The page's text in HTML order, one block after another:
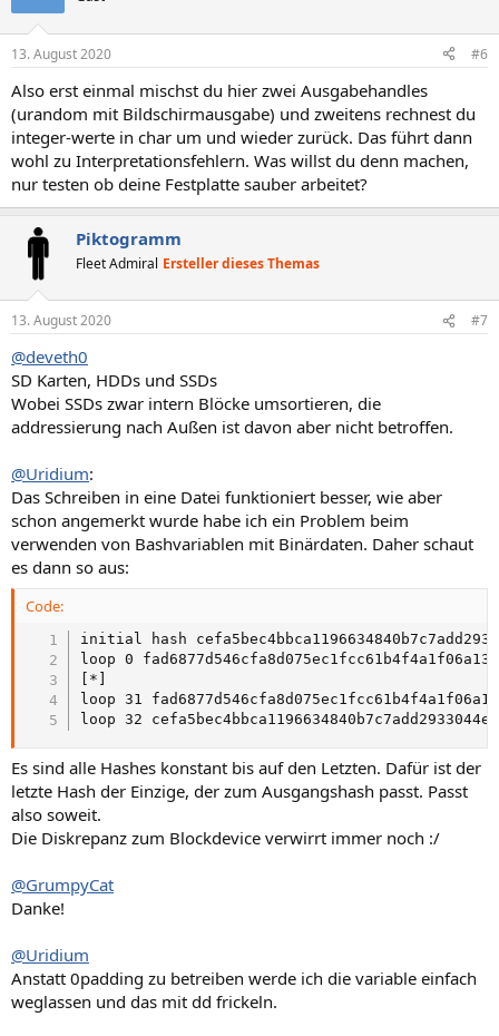
13. August 2020 #6
Also erst einmal mischst du hier zwei Ausgabehandles
(urandom mit Bildschirmausgabe) und zweitens rechnest du
integer-werte in char um und wieder zurück. Das führt dann
wohl zu Interpretationsfehlern. Was willst du denn machen,
nur testen ob deine Festplatte sauber arbeitet?
Piktogramm
Fleet Admiral Ersteller dieses Themas
13. August 2020 #7
@deveth0
SD Karten, HDDs und SSDs
Wobei SSDs zwar intern Blöcke umsortieren, die
addressierung nach Außen ist davon aber nicht betroffen.
@Uridium:
Das Schreiben in eine Datei funktioniert besser, wie aber
schon angemerkt wurde habe ich ein Problem beim
verwenden von Bashvariablen mit Binärdaten. Daher schaut
es dann so aus:
Code:
initial hash
loop 0
[*]
loop 31
loop 32
Es sind alle Hashes konstant bis auf den Letzten. Dafür ist der
letzte Hash der Einzige, der zum Ausgangshash passt. Passt
also soweit.
Die Diskrepanz zum Blockdevice verwirrt immer noch :/
@GrumpyCat
Danke!
@Uridium
Anstatt 0padding zu betreiben werde ich die variable einfach
weglassen und das mit dd frickeln.